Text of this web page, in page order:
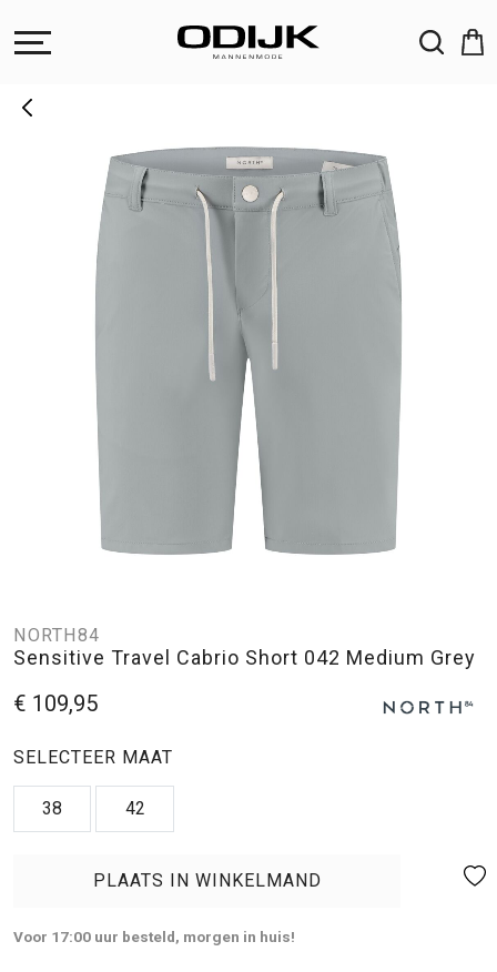
NORTH84
Sensitive Travel Cabrio Short 042 Medium Grey
€ 109,95
SELECTEER MAAT
38 42
PLAATS IN WINKELMAND
Voor 17:00 uur besteld, morgen in huis!